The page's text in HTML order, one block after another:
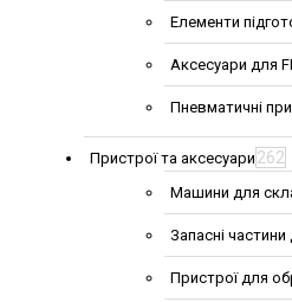
Елементи
Аксесуари для
Пневматичні
Пристрої та аксесуари 262
Машини для
Запасні
Пристрої для